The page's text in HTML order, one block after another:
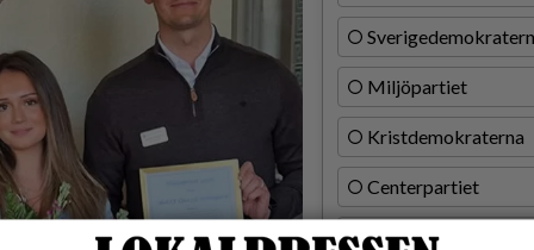
Miljöpartiet
Kristdemokraterna
Centerpartiet
Liberalerna